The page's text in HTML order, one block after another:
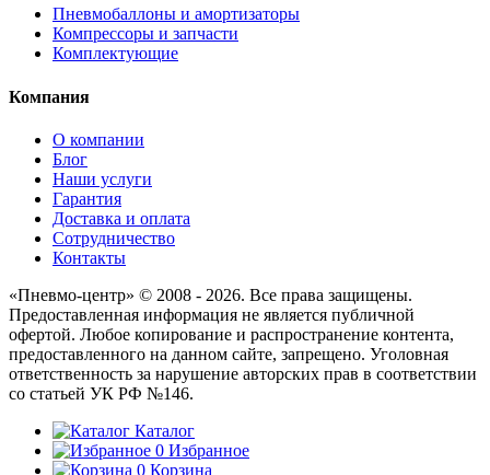
Пневмобаллоны и амортизаторы
Компрессоры и запчасти
Комплектующие
Компания
О компании
Блог
Наши услуги
Гарантия
Доставка и оплата
Сотрудничество
Контакты
«Пневмо-центр» © 2008 - 2026. Все права защищены.
Предоставленная информация не является публичной
офертой. Любое копирование и распространение контента,
предоставленного на данном сайте, запрещено. Уголовная
ответственность за нарушение авторских прав в соответствии
со статьей УК РФ №146.
Каталог
0 Избранное
0 Корзина